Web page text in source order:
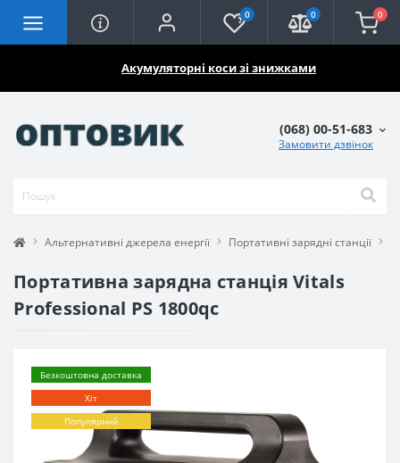
Акумуляторні коси зі знижками
0 0 0
(068) 00-51-683
Замовити дзвінок
Альтернативні джерела енергії Портативні зарядні станції
Портативна зарядна станція Vitals
Professional PS 1800qc
Безкоштовна доставка
Хіт
Популярний